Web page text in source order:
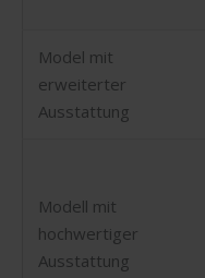
Model mit
erweiterter
Ausstattung
Modell mit
hochwertiger
Ausstattung